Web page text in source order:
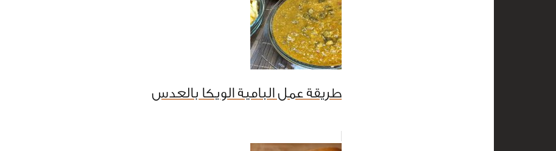
طريقة عمل البامية الويكا بالعدس